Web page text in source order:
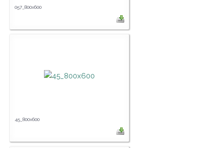
057_800x600
45_800x600